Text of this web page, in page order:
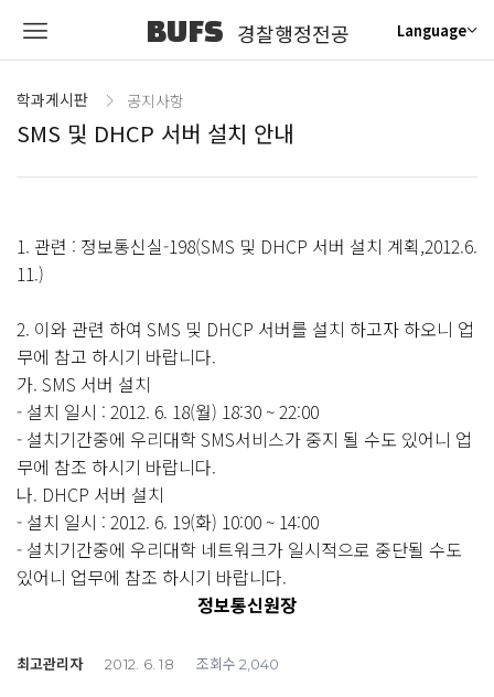
BUFS 경찰행정전공 Language
학과게시판 공지사항
SMS 및 DHCP 서버 설치 안내
1. 관련 : 정보통신실-198(SMS 및 DHCP 서버 설치 계획,2012.6.
11.)
2. 이와 관련 하여 SMS 및 DHCP 서버를 설치 하고자 하오니 업
무에 참고 하시기 바랍니다.
가. SMS 서버 설치
- 설치 일시 : 2012. 6. 18(월) 18:30 ~ 22:00
- 설치기간중에 우리대학 SMS서비스가 중지 될 수도 있어니 업
무에 참조 하시기 바랍니다.
나. DHCP 서버 설치
- 설치 일시 : 2012. 6. 19(화) 10:00 ~ 14:00
- 설치기간중에 우리대학 네트워크가 일시적으로 중단될 수도
있어니 업무에 참조 하시기 바랍니다.
정보통신원장
최고관리자 2012. 6. 18 조회수 2,040